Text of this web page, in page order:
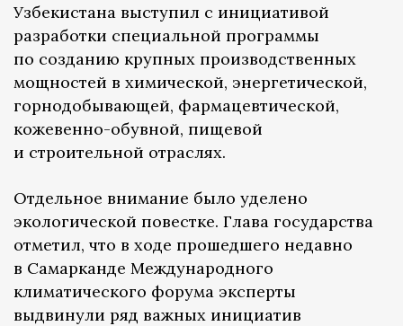
Узбекистана выступил с инициативой
разработки специальной программы
по созданию крупных производственных
мощностей в химической, энергетической,
горнодобывающей, фармацевтической,
кожевенно-обувной, пищевой
и строительной отраслях.
Отдельное внимание было уделено
экологической повестке. Глава государства
отметил, что в ходе прошедшего недавно
в Самарканде Международного
климатического форума эксперты
выдвинули ряд важных инициатив